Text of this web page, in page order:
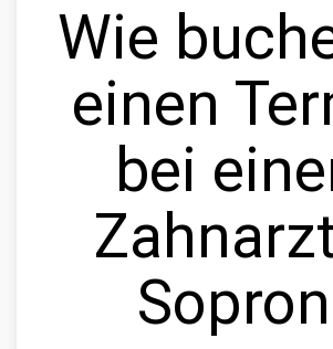
Wie
einen
bei